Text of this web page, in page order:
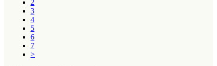
2
3
4
5
6
7
>